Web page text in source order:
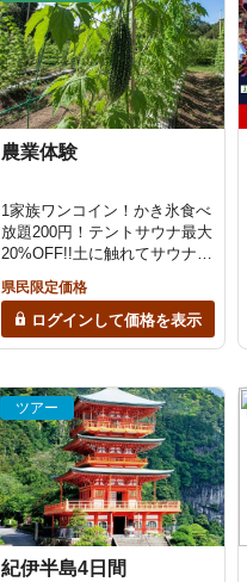
農業体験
1家族ワンコイン！かき氷食べ
放題200円！テントサウナ最大
20%OFF!!土に触れてサウナで
しっかり汗を流そう！カフェ
利用もオススメ♪当日9時まで
予約可◎『心も身体も整える
古民家カフェ』｜totonoiテン
県民限定価格
ログインして価格を表示
ツアー
紀伊半島4日間